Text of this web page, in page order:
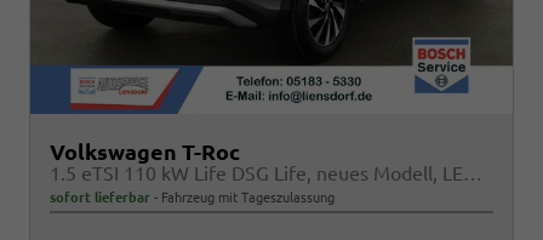
Volkswagen T-Roc
1.5 eTSI 110 kW Life DSG Life, neues Modell, LED, Kamera, Side, Winter, 17-Zoll
sofort lieferbar Fahrzeug mit Tageszulassung